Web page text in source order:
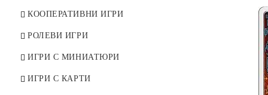
КООПЕРАТИВНИ ИГРИ
РОЛЕВИ ИГРИ
ИГРИ С МИНИАТЮРИ
ИГРИ С КАРТИ